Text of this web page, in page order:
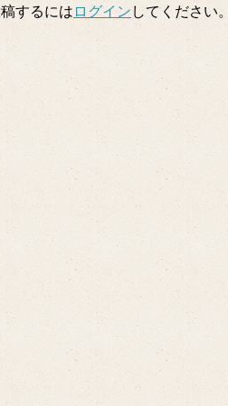
するには ログイン してください